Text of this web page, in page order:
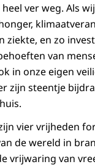
ver weg. Als
ziekte, en zo
van
in onze eigen
zijn steentje
vier vrijheden
de wereld in
vrijwaring van